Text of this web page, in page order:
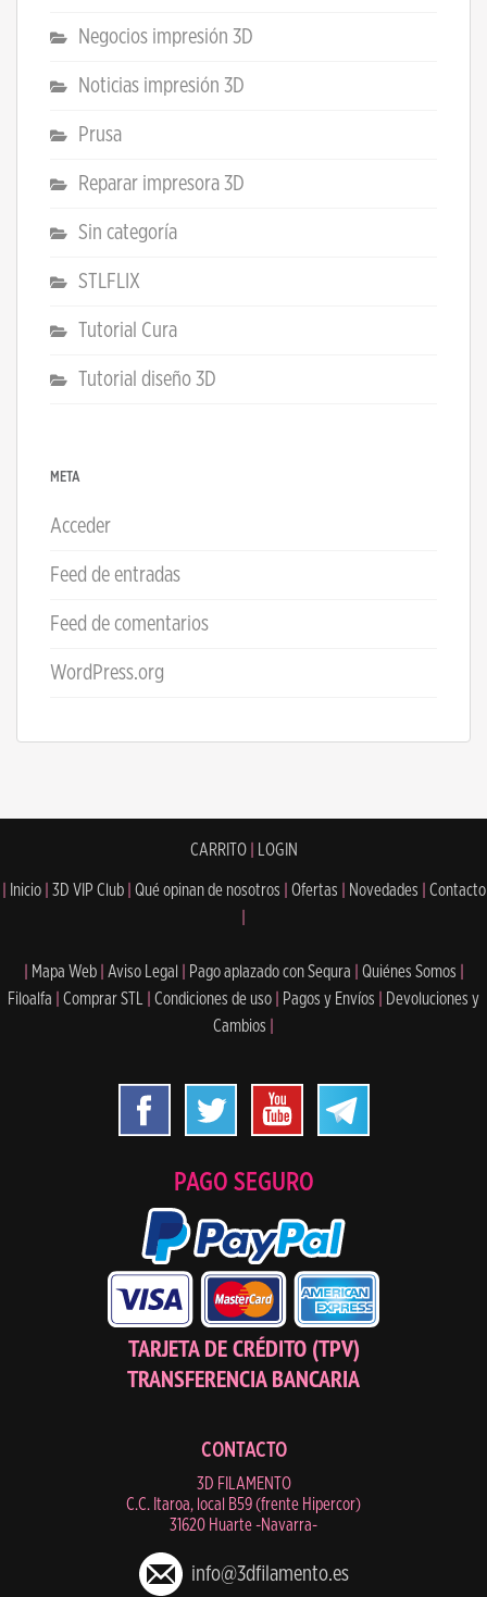
Negocios impresión 3D
Noticias impresión 3D
Prusa
Reparar impresora 3D
Sin categoría
STLFLIX
Tutorial Cura
Tutorial diseño 3D
META
Acceder
Feed de entradas
Feed de comentarios
WordPress.org
CARRITO| LOGIN
Inicio 3D VIP Club Qué opinan de nosotros Ofertas Novedades
Contacto
Mapa Web Aviso Legal Pago aplazado con Sequra Quiénes Somos
Filoalfa
Comprar STL Condiciones de uso Pagos y Envíos
Devoluciones y
Cambios
PAGO SEGURO
TARJETA DE CRÉDITO (TPV)
TRANSFERENCIA BANCARIA
CONTACTO
3D FILAMENTO
C.C. Itaroa, local B59 (frente Hipercor)
31620 Huarte -Navarra-
info@3dfilamento.es